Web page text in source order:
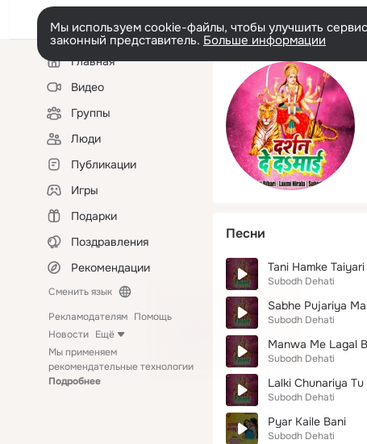
Мы используем cookie-файлы, чтобы улучшить
законный представитель. Больше информации
Левая
колонкаГлавная
Видео
Группы
Люди
Публикации
Игры
Подарки
Поздравления
Рекомендации
Сменить язык
Рекламодателям Помощь
Новости Ещё
Мы применяем
рекомендательные технологии
Подробнее
Песни
Tani Hamke
Subodh Dehati
Sabhe Pujariya
Subodh Dehati
Manwa Me Lagal
Subodh Dehati
Lalki Chunariya
Subodh Dehati
Pyar Kaile Bani
Subodh Dehati